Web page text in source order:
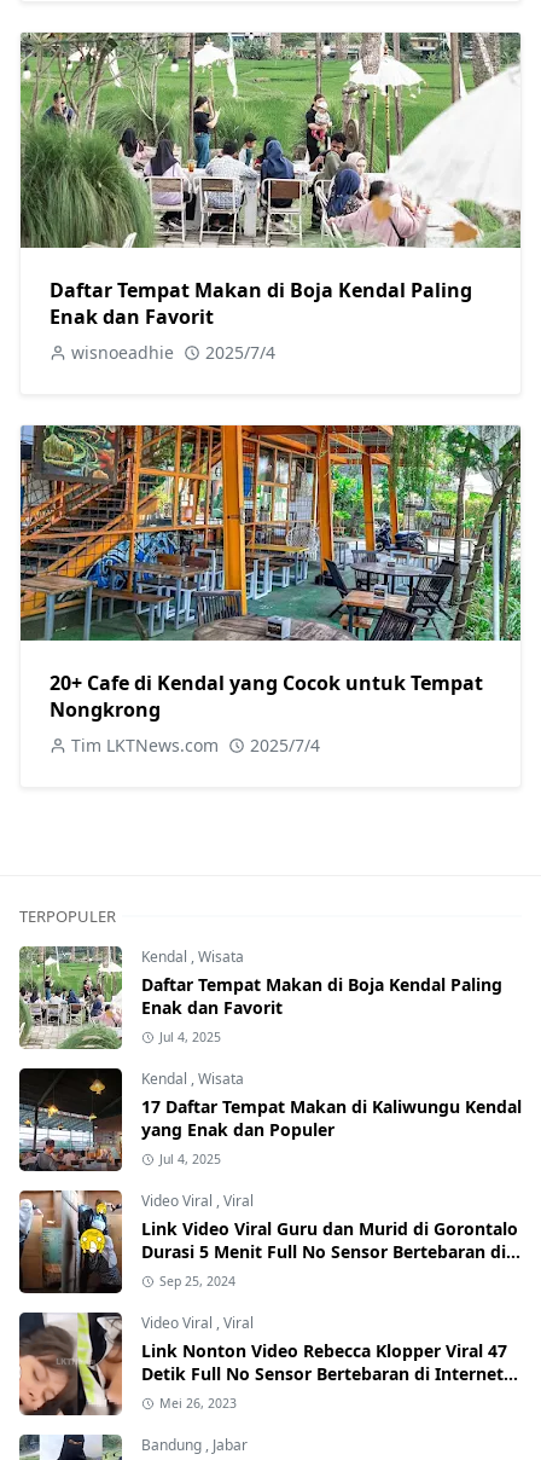
Daftar Tempat Makan di Boja Kendal Paling
Enak dan Favorit
wisnoeadhie 2025/7/4
20+ Cafe di Kendal yang Cocok untuk Tempat
Nongkrong
Tim LKTNews.com 2025/7/4
TERPOPULER
Kendal ,Wisata
Daftar Tempat Makan di Boja Kendal Paling
Enak dan Favorit
Jul 4, 2025
Kendal ,Wisata
17 Daftar Tempat Makan di Kaliwungu Kendal
yang Enak dan Populer
Jul 4, 2025
Video Viral ,Viral
Link Video Viral Guru dan Murid di Gorontalo
Durasi 5 Menit Full No Sensor Bertebaran di
Internet, Hati-Hati Phising!
Sep 25, 2024
Video Viral ,Viral
Link Nonton Video Rebecca Klopper Viral 47
Detik Full No Sensor Bertebaran di Internet,
Hati-Hati Phising!
Mei 26, 2023
Bandung , Jabar